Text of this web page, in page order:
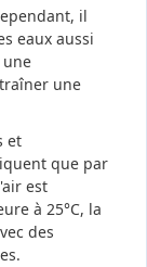
il
eaux aussi
une
une
et
que par
est
à 25°C, la
des